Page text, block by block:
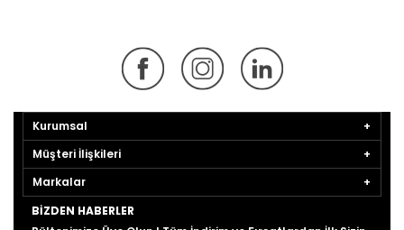
Kurumsal
Müşteri İlişkileri
Markalar
BIZDEN HABERLER